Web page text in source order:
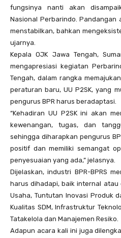
fungsinya nanti akan
Nasional Perbarindo.
menstabilkan, bahkan
ujarnya.
Kepala OJK Jawa Tengah,
mengapresiasi kegiatan
Tengah, dalam rangka
peraturan baru, UU P2SK, yang
pengurus BPR harus beradaptasi.
“Kehadiran UU P2SK ini akan
kewenangan, tugas, dan
sehingga diharapkan pengurus
positif dan memiliki semangat
penyesuaian yang ada,” jelasnya.
Dijelaskan, industri BPR-BPRS
harus dihadapi, baik internal atau
Usaha, Tuntutan Inovasi Produk
Kualitas SDM, Infrastruktur
Tatakelola dan Manajemen Resiko.
Adapun acara kali ini juga